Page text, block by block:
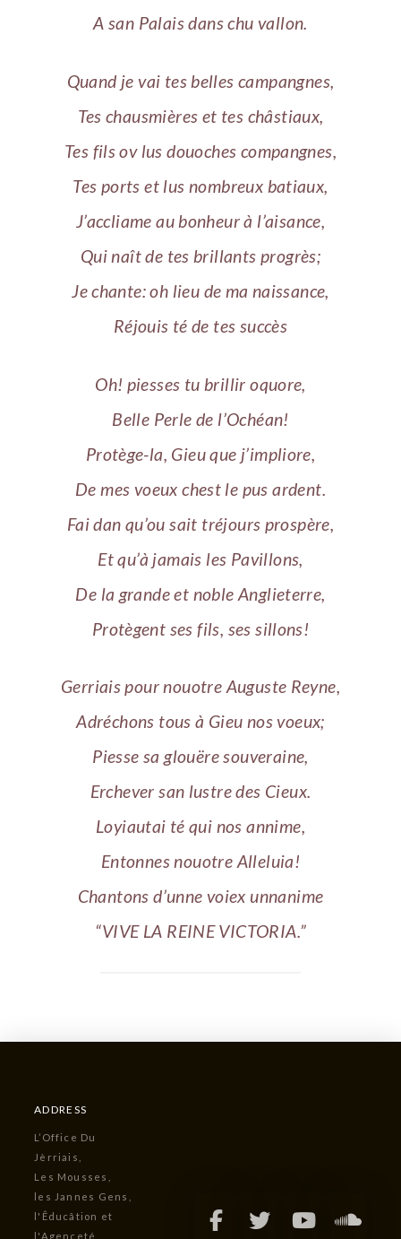
A san Palais dans chu vallon.
Quand je vai tes belles campangnes,
Tes chausmières et tes châstiaux,
Tes fils ov lus douoches compangnes,
Tes ports et lus nombreux batiaux,
J’accliame au bonheur à l’aisance,
Qui naît de tes brillants progrès;
Je chante: oh lieu de ma naissance,
Réjouis té de tes succès
Oh! piesses tu brillir oquore,
Belle Perle de l’Ochéan!
Protège-la, Gieu que j’impliore,
De mes voeux chest le pus ardent.
Fai dan qu’ou sait tréjours prospère,
Et qu’à jamais les Pavillons,
De la grande et noble Anglieterre,
Protègent ses fils, ses sillons!
Gerriais pour nouotre Auguste Reyne,
Adréchons tous à Gieu nos voeux;
Piesse sa glouëre souveraine,
Erchever san lustre des Cieux.
Loyiautai té qui nos annime,
Entonnes nouotre Alleluia!
Chantons d’unne voiex unnanime
“VIVE LA REINE VICTORIA.”
ADDRESS
L’Office Du
Jèrriais,
Les Mousses,
les Jannes Gens,
l'Êducâtion et
l'Agenceté,